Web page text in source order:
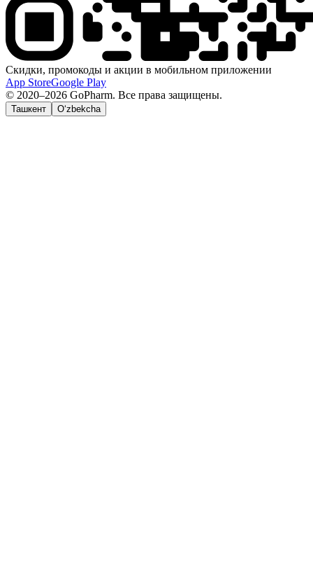
Скидки, промокоды и акции в мобильном приложении
App StoreGoogle Play
© 2020–2026 GoPharm. Все права защищены.
Ташкент O‘zbekcha